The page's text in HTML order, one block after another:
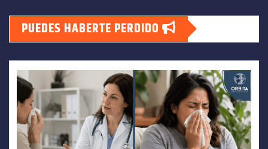
PUEDES HABERTE PERDIDO